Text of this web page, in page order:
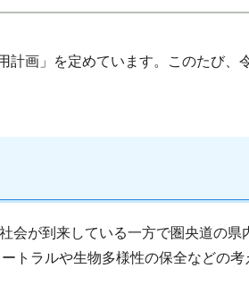
画」を定めています。このたび、
が到来している一方で圏央道の県
トラルや生物多様性の保全などの